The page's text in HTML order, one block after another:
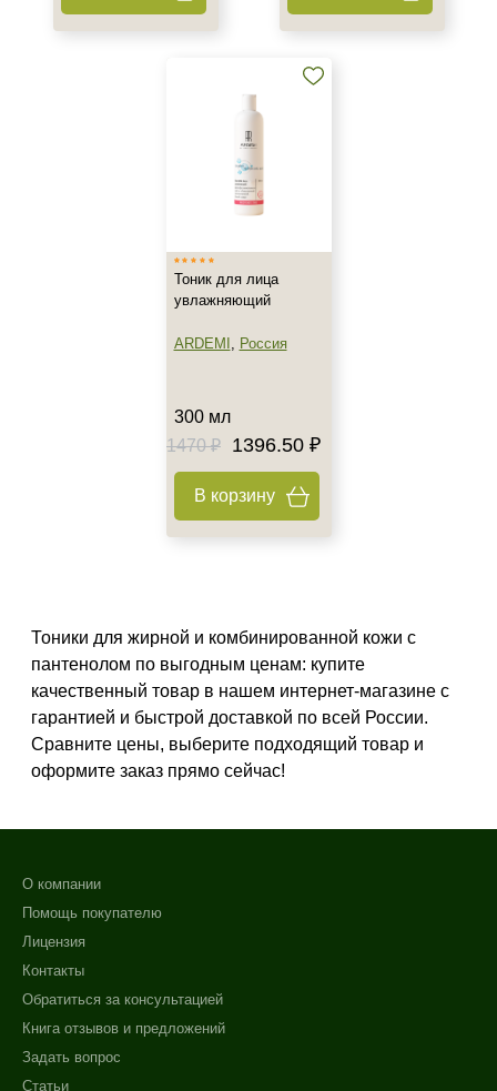
Матирование
Защита от УФ-лучей
Губы
Декольте
Показать еще
Объём
2 шт
Показать еще
Ингредиенты
Пантенол
AHA-кислоты
DMAE
Показать еще
Тоник для лица
увлажняющий
ARDEMI , Россия
300 мл
1470 ₽
1396.50 ₽
В корзину
Тоники для жирной и комбинированной кожи с
пантенолом по выгодным ценам: купите
качественный товар в нашем интернет-магазине с
гарантией и быстрой доставкой по всей России.
Сравните цены, выберите подходящий товар и
оформите заказ прямо сейчас!
О компании
Помощь покупателю
Лицензия
Контакты
Обратиться за консультацией
Книга отзывов и предложений
Задать вопрос
Статьи
+7 (929) 933-09-89